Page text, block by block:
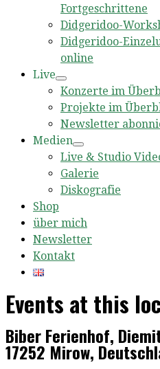
Fortgeschrittene
Didgeridoo-
Didgeridoo-
online
Live
Konzerte im
Projekte im
Newsletter
Medien
Live & Studio
Galerie
Diskografie
Shop
über mich
Newsletter
Kontakt
Events at this
Biber Ferienhof,
17252 Mirow,